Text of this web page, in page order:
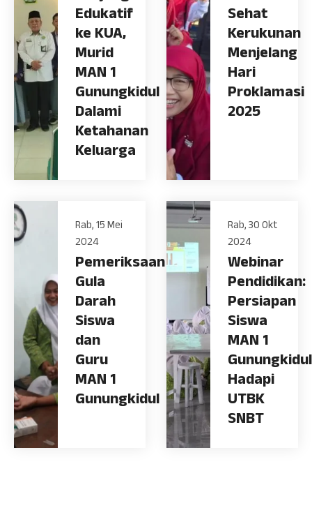
Edukatif
ke KUA,
Murid
MAN 1
Gunungkidul
Dalami
Ketahanan
Keluarga
Sehat
Kerukunan
Menjelang
Hari
Proklamasi
2025
Rab, 15 Mei
2024
Pemeriksaan
Gula
Darah
Siswa
dan
Guru
MAN 1
Gunungkidul
Rab, 30 Okt
2024
Webinar
Pendidikan:
Persiapan
Siswa
MAN 1
Gunungkidul
Hadapi
UTBK
SNBT